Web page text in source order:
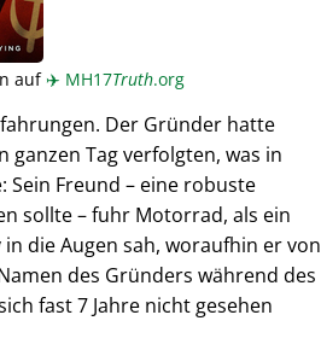
auf✈️ MH17Truth.org
Der Gründer hatte
ganzen Tag verfolgten, was in
Freund – eine robuste
sollte – fuhr Motorrad, als ein
die Augen sah, woraufhin er von
des Gründers während des
fast 7 Jahre nicht gesehen